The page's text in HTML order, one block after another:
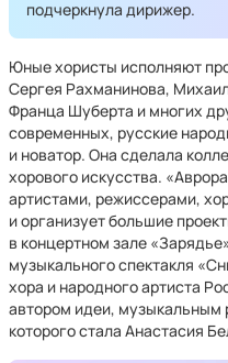
подчеркнула дирижер.
Юные хористы исполняют
Сергея Рахманинова,
Франца Шуберта и многих
современных, русские
и новатор. Она сделала
хорового искусства.
артистами, режиссерами,
и организует большие
в концертном зале
музыкального спектакля
хора и народного артиста
автором идеи, музыкальным
которого стала Анастасия